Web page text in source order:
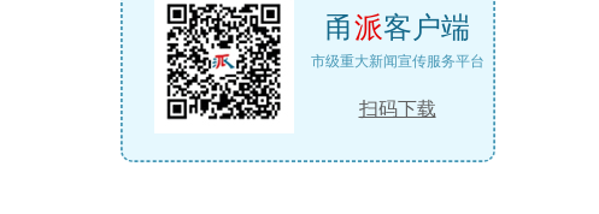
甬派客户端
市级重大新闻宣传服务平台
扫码下载